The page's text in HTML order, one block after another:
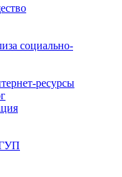
социально-
ресурсы